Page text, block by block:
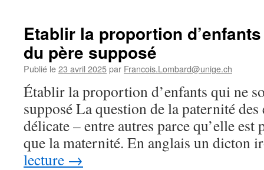
et
le
contrôle
de
la
fécondation
Etablir la proportion
du père supposé
Publié le23 avril 2025par Francois.Lombard@unige.ch
Établir la proportion d’enfants qui ne
supposé La question de la paternité
délicate – entre autres parce qu’elle
que la maternité. En anglais un
lecture →